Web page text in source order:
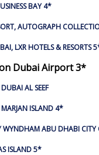
BAY 4*
AUTOGRAPH
LXR HOTELS & RESORTS
Dubai Airport 3*
AL SEEF
ISLAND 4*
WYNDHAM ABU DHABI CITY
ISLAND 5*